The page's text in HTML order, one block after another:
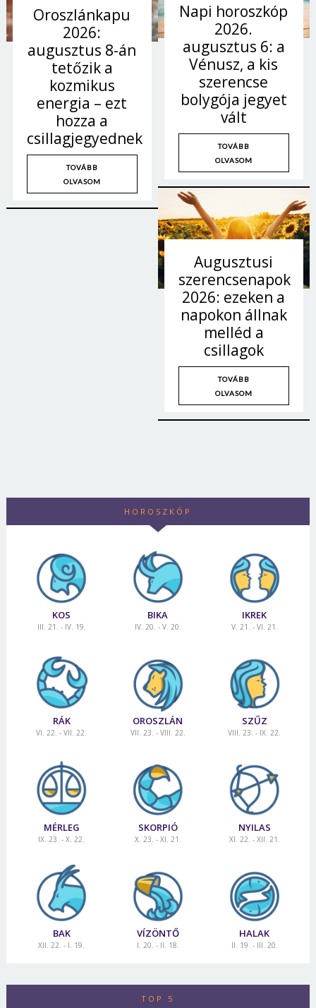
Oroszlánkapu
2026:
augusztus 8-án
tetőzik a
kozmikus
energia – ezt
hozza a
csillagjegyednek
TOVÁBB
OLVASOM
Napi horoszkóp
2026.
augusztus 6: a
Vénusz, a kis
szerencse
bolygója jegyet
vált
TOVÁBB
OLVASOM
Augusztusi
szerencsenapok
2026: ezeken a
napokon állnak
melléd a
csillagok
TOVÁBB
OLVASOM
HOROSZKÓP
KOS
III. 21. - IV. 19.
BIKA
IV. 20. - V. 20.
IKREK
V. 21. - VI. 21.
RÁK
VI. 22. - VII. 22.
OROSZLÁN
VII. 23. - VIII. 22.
SZŰZ
VIII. 23. - IX. 22.
MÉRLEG
IX. 23. - X. 22.
SKORPIÓ
X. 23. - XI. 21.
NYILAS
XI. 22. - XII. 21.
BAK
XII. 22. - I. 19.
VÍZÖNTŐ
I. 20. - II. 18.
HALAK
II. 19. - III. 20.
TOP 5